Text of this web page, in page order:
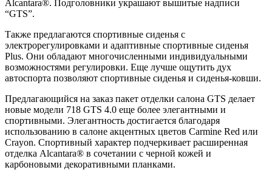
Alcantara®. Подголовники украшают вышитые надписи
“GTS”.
Также предлагаются спортивные сиденья с
электрорегулировками и адаптивные спортивные сиденья
Plus. Они обладают многочисленными индивидуальными
возможностями регулировки. Еще лучше ощутить дух
автоспорта позволяют спортивные сиденья и сиденья-ковши.
Предлагающийся на заказ пакет отделки салона GTS делает
новые модели 718 GTS 4.0 еще более элегантными и
спортивными. Элегантность достигается благодаря
использованию в салоне акцентных цветов Carmine Red или
Crayon. Спортивный характер подчеркивает расширенная
отделка Alcantara® в сочетании с черной кожей и
карбоновыми декоративными планками.